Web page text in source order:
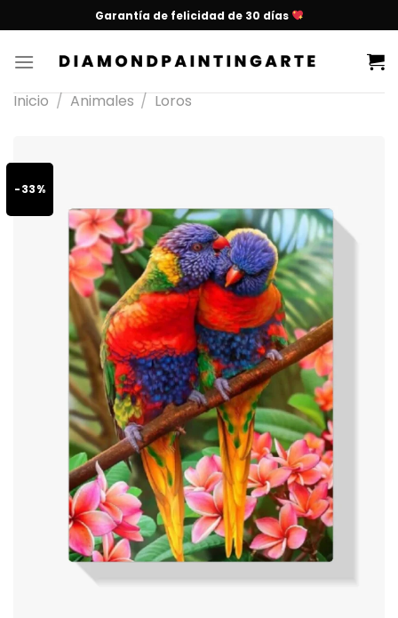
Garantía de felicidad de 30 días
Inicio / Animales / Loros
-33%